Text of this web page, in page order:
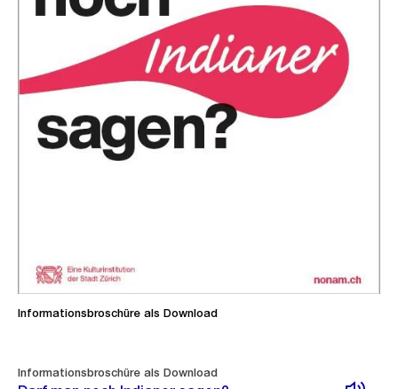
Informationsbroschüre als Download
Informationsbroschüre als Download